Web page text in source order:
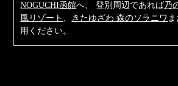
NOGUCHI函館へ、 登別周辺であれば乃
風リゾート 、 きたゆざわ 森のソラニワ
用ください。